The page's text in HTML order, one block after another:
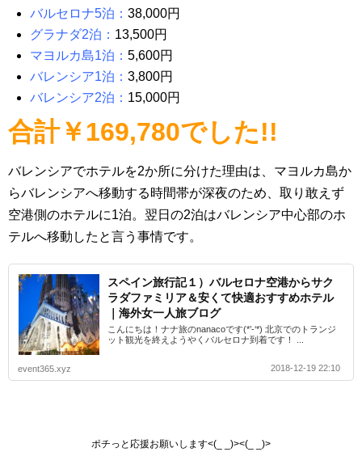
バルセロナ5泊：38,000円
グラナダ2泊： 13,500円
マヨルカ島1泊：5,600円
バレンシア1泊：3,800円
バレンシア2泊： 15,000円
合計￥169,780でした!!
バレンシアでホテルを2か所に分けた理由は、マヨルカ島か
らバレンシアへ移動する時間帯が深夜のため、取り敢えず
空港側のホテルに1泊。翌日の2泊はバレンシア中心部のホ
テルへ移動したと言う事情です。
スペイン旅行記１）バルセロナ空港からサク
ラダファミリア＆安くて快適おすすめホテル
｜海外女一人旅ブログ
こんにちは！ナナ旅のnanacoです(*’-‘*) 北京でのトランジ
ット観光を終えようやくバルセロナ到着です！ ...
event365.xyz 2018-12-19 22:10
ポチっと応援お願いします<(_ _)><(_ _)>